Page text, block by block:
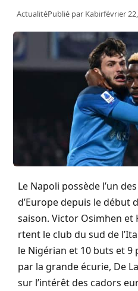
ActualitéPublié par Kabirfévrier
Le Napoli possède l’un
d’Europe depuis le début
saison. Victor Osimhen et
rtent le club du sud de
le Nigérian et 10 buts et 9
par la grande écurie, De
sur l’intérêt des cadors